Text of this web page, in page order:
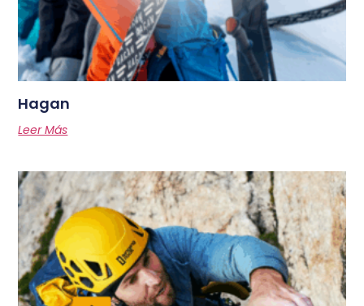
Hagan
Leer Más